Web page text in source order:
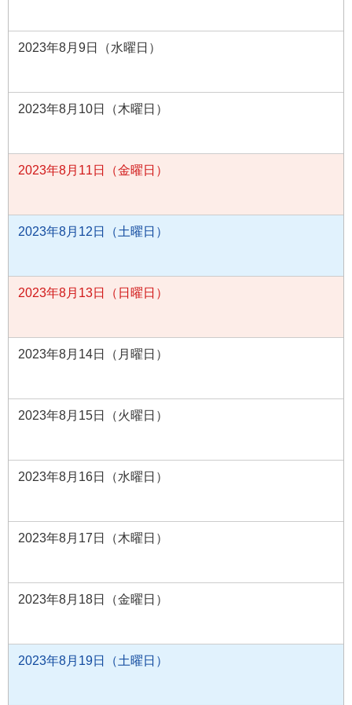
2023年8月9日（水曜日）
2023年8月10日（木曜日）
2023年8月11日（金曜日）
2023年8月12日（土曜日）
2023年8月13日（日曜日）
2023年8月14日（月曜日）
2023年8月15日（火曜日）
2023年8月16日（水曜日）
2023年8月17日（木曜日）
2023年8月18日（金曜日）
2023年8月19日（土曜日）